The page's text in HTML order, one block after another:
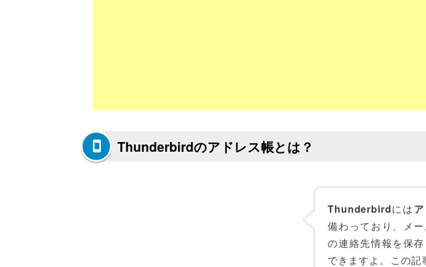
Thunderbirdのアドレス帳とは？
Thunderbirdには
備わっており、メ
の連絡先情報を保
できますよ。この